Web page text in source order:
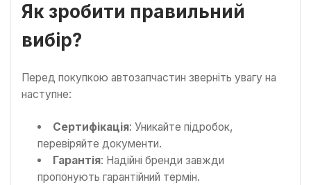
Як зробити правильний
вибір?
Перед покупкою автозапчастин зверніть увагу на
наступне:
Сертифікація: Уникайте підробок,
перевіряйте документи.
Гарантія: Надійні бренди завжди
пропонують гарантійний термін.